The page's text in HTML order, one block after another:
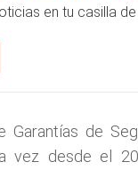
en tu casilla de
Garantías de
vez desde el